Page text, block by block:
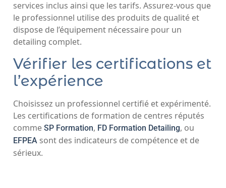
services inclus ainsi que les tarifs. Assurez-vous que
le professionnel utilise des produits de qualité et
dispose de l’équipement nécessaire pour un
detailing complet.
Vérifier les certifications et
l’expérience
Choisissez un professionnel certifié et expérimenté.
Les certifications de formation de centres réputés
comme SP Formation, FD Formation Detailing, ou
EFPEA sont des indicateurs de compétence et de
sérieux.